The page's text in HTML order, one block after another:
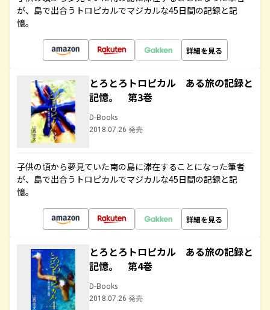
が、島で出合うトロピカルでマジカルな45日間の記録と記
憶。
詳細を見る
とろとろトロピカル ある旅の記録と
記憶。 第3巻
D-Books
2018.07.26 発売
子供の頃から夢見ていた南の島に滞在することになった筆者
が、島で出合うトロピカルでマジカルな45日間の記録と記
憶。
詳細を見る
とろとろトロピカル ある旅の記録と
記憶。 第4巻
D-Books
2018.07.26 発売